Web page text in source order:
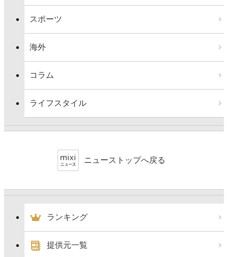
スポーツ
海外
コラム
ライフスタイル
ニューストップへ戻る
ランキング
提供元一覧